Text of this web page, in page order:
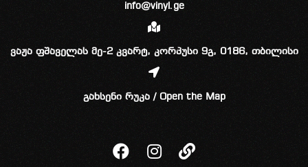
info@vinyl.ge
ვაჟა ფშაველას მე-2 კვარტ, კორპუსი 9გ, 0186, თბილისი
გახსენი რუკა / Open the Map